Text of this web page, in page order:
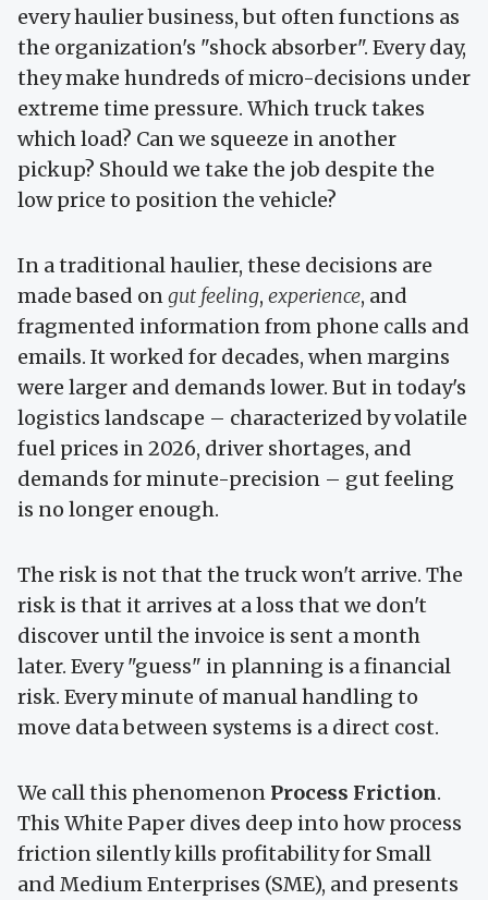
every haulier business, but often functions as
the organization's "shock absorber". Every day,
they make hundreds of micro-decisions under
extreme time pressure. Which truck takes
which load? Can we squeeze in another
pickup? Should we take the job despite the
low price to position the vehicle?
In a traditional haulier, these decisions are
made based ongut feeling, experience, and
fragmented information from phone calls and
emails. It worked for decades, when margins
were larger and demands lower. But in today's
logistics landscape – characterized by volatile
fuel prices in 2026, driver shortages, and
demands for minute-precision – gut feeling
is no longer enough.
The risk is not that the truck won't arrive. The
risk is that it arrives at a loss that we don't
discover until the invoice is sent a month
later. Every "guess" in planning is a financial
risk. Every minute of manual handling to
move data between systems is a direct cost.
We call this phenomenon Process Friction.
This White Paper dives deep into how process
friction silently kills profitability for Small
and Medium Enterprises (SME), and presents